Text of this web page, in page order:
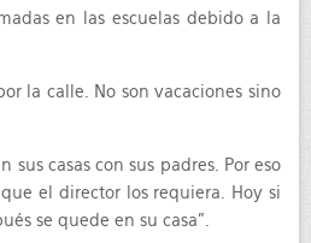
en las escuelas debido a la
la calle. No son vacaciones sino
casas con sus padres. Por eso
el director los requiera. Hoy si
se quede en su casa”.